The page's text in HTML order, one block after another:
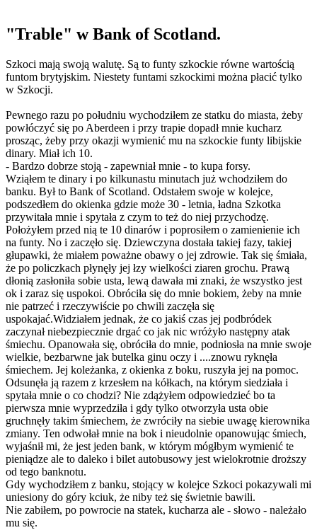
"Trable" w Bank of Scotland.
Szkoci mają swoją walutę. Są to funty szkockie równe wartością
funtom brytyjskim. Niestety funtami szkockimi można płacić tylko
w Szkocji.
Pewnego razu po południu wychodziłem ze statku do miasta, żeby
powłóczyć się po Aberdeen i przy trapie dopadł mnie kucharz
prosząc, żeby przy okazji wymienić mu na szkockie funty libijskie
dinary. Miał ich 10.
- Bardzo dobrze stoją - zapewniał mnie - to kupa forsy.
Wziąłem te dinary i po kilkunastu minutach już wchodziłem do
banku. Był to Bank of Scotland. Odstałem swoje w kolejce,
podszedłem do okienka gdzie może 30 - letnia, ładna Szkotka
przywitała mnie i spytała z czym to też do niej przychodzę.
Położyłem przed nią te 10 dinarów i poprosiłem o zamienienie ich
na funty. No i zaczęło się. Dziewczyna dostała takiej fazy, takiej
głupawki, że miałem poważne obawy o jej zdrowie. Tak się śmiała,
że po policzkach płynęły jej łzy wielkości ziaren grochu. Prawą
dłonią zasłoniła sobie usta, lewą dawała mi znaki, że wszystko jest
ok i zaraz się uspokoi. Obróciła się do mnie bokiem, żeby na mnie
nie patrzeć i rzeczywiście po chwili zaczęła się
uspokajać.Widziałem jednak, że co jakiś czas jej podbródek
zaczynał niebezpiecznie drgać co jak nic wróżyło następny atak
śmiechu. Opanowała się, obróciła do mnie, podniosła na mnie swoje
wielkie, bezbarwne jak butelka ginu oczy i ....znowu ryknęła
śmiechem. Jej koleżanka, z okienka z boku, ruszyła jej na pomoc.
Odsunęła ją razem z krzesłem na kółkach, na którym siedziała i
spytała mnie o co chodzi? Nie zdążyłem odpowiedzieć bo ta
pierwsza mnie wyprzedziła i gdy tylko otworzyła usta obie
gruchnęły takim śmiechem, że zwróciły na siebie uwagę kierownika
zmiany. Ten odwołał mnie na bok i nieudolnie opanowując śmiech,
wyjaśnił mi, że jest jeden bank, w którym mógłbym wymienić te
pieniądze ale to daleko i bilet autobusowy jest wielokrotnie droższy
od tego banknotu.
Gdy wychodziłem z banku, stojący w kolejce Szkoci pokazywali mi
uniesiony do góry kciuk, że niby też się świetnie bawili.
Nie zabiłem, po powrocie na statek, kucharza ale - słowo - należało
mu się.